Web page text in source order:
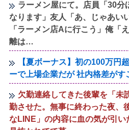
ラーメン屋にて。店員「30分
なります」友人「あ、じゃあい
「ラーメン店Aに行こう」俺「
離は…
【夏ボーナス】初の100万
ーで上場企業だが 社内格差がす
欠勤連絡してきた後輩を「未
勤させた。無事に終わった夜、
なLINE」の内容に血の気が引